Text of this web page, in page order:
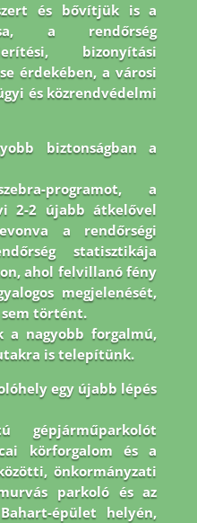
és bővítjük is a
a rendőrség
bizonyítási
érdekében, a városi
és közrendvédelmi
biztonságban a
programot, a
2-2 újabb átkelővel
a rendőrségi
statisztikája
ahol felvillanó fény
megjelenését,
sem történt.
a nagyobb forgalmú,
is telepítünk.
egy újabb lépés
gépjárműparkolót
körforgalom és a
önkormányzati
parkoló és az
épület helyén,